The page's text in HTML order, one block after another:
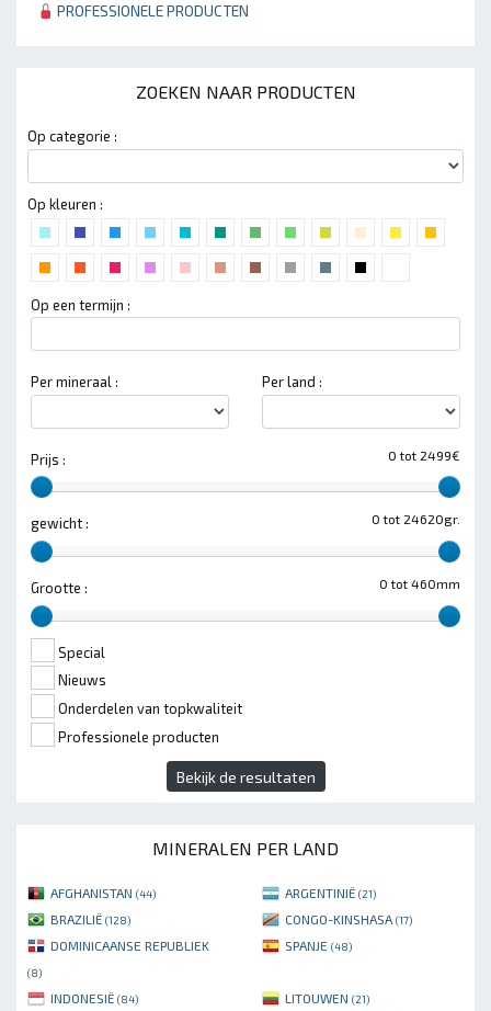
PROFESSIONELE PRODUCTEN
ZOEKEN NAAR PRODUCTEN
Op categorie :
Op kleuren :
Op een termijn :
Per mineraal : Per land :
0 tot 2499€
Prijs :
0 tot 24620gr.
gewicht :
0 tot 460mm
Grootte :
Special
Nieuws
Onderdelen van topkwaliteit
Professionele producten
Bekijk de resultaten
MINERALEN PER LAND
AFGHANISTAN (44) ARGENTINIË (21)
BRAZILIË (128) CONGO-KINSHASA (17)
DOMINICAANSE REPUBLIEK
(8)
SPANJE (48)
INDONESIË (84) LITOUWEN (21)